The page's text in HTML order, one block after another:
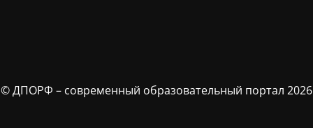
© ДПОРФ – современный образовательный портал 2026